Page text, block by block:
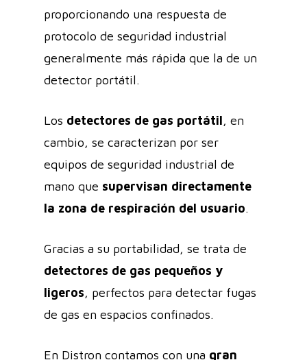
proporcionando una respuesta de
protocolo de seguridad industrial
generalmente más rápida que la de un
detector portátil.
Los detectores de gas portátil, en
cambio, se caracterizan por ser
equipos de seguridad industrial de
mano que supervisan directamente
la zona de respiración del usuario.
Gracias a su portabilidad, se trata de
detectores de gas pequeños y
ligeros, perfectos para detectar fugas
de gas en espacios confinados.
En Distron contamos con una gran